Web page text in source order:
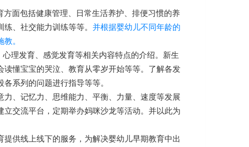
面包括健康管理、日常生活养护、排便习惯的养
、社交能力训练等等。 并根据婴幼儿不同年龄的
。
理发育、感觉发育等相关内容特点的介绍。新生
懂宝宝的哭泣、教育从零岁开始等等。了解各发
系列的问题进行指导等等。
、记忆力、思维能力、平衡、力量、速度等发展
交流平台，定期举办妈咪沙龙等活动。并以此为
供线上线下的服务，为解决婴幼儿早期教育中出